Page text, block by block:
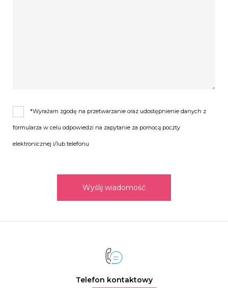
*Wyrażam zgodę na przetwarzanie oraz udostępnienie danych z
formularza w celu odpowiedzi na zapytanie za pomocą poczty
elektronicznej i/lub telefonu
Wyślij wiadomość
Telefon kontaktowy